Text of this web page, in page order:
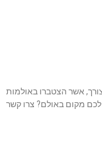
צורך, אשר הצטברו באולמות
מקום באולם? צרו קשר